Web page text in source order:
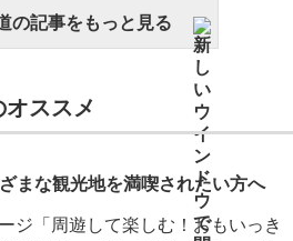
の記事をもっと見る
ススメ
まな観光地を満喫されたい方へ
ジ「周遊して楽しむ！おもいっき